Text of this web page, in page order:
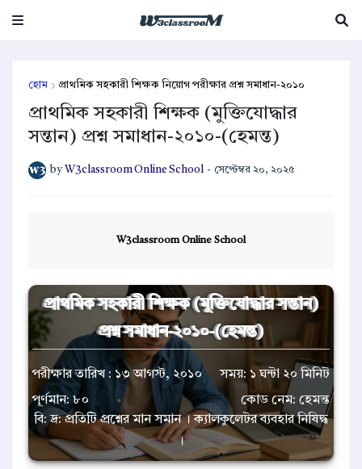
হোম প্রাথমিক সহকারী শিক্ষক নিয়োগ পরীক্ষার প্রশ্ন সমাধান-২০১০
প্রাথমিক সহকারী শিক্ষক (মুক্তিযোদ্ধার
সন্তান) প্রশ্ন সমাধান-২০১০-(হেমন্ত)
by W3classroom Online School - সেপ্টেম্বর ২০, ২০২৫
W3classroom Online School
প্রাথমিক সহকারী শিক্ষক (মুক্তিযোদ্ধার সন্তান)
প্রশ্ন সমাধান-২০১০-(হেমন্ত)
পরীক্ষার তারিখ : ১৩ আগস্ট, ২০১০
সময়: ১ ঘন্টা ২০ মিনিট
পূর্ণমান: ৮০
কোড নেম: হেমন্ত
বি: দ্র: প্রতিটি প্রশ্নের মান সমান । ক্যালকুলেটর ব্যবহার নিষিদ্ধ
।